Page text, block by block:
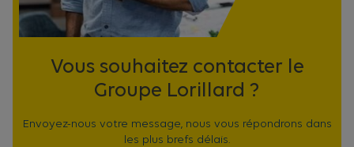
Vous souhaitez contacter le
Groupe Lorillard ?
Envoyez-nous votre message, nous vous répondrons dans
les plus brefs délais.